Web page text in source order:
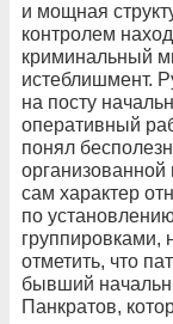
и мощная
контролем
криминальный
истеблишмент.
на посту
оперативный
понял
организованной
сам характер
по
группировками,
отметить, что
бывший
Панкратов,